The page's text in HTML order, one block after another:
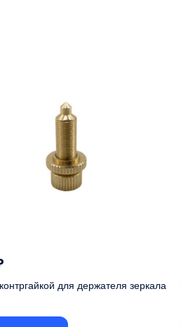
для держателя зеркала